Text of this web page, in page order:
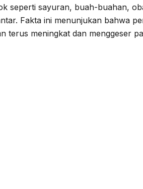
seperti sayuran, buah-buahan,
Fakta ini menunjukan bahwa
meningkat dan menggeser